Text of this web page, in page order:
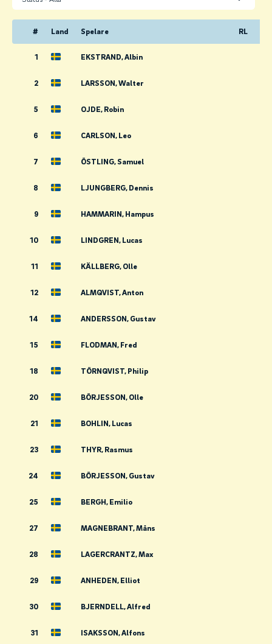
# Land Spelare RL
1 EKSTRAND, Albin
2 LARSSON, Walter
5 OJDE, Robin
6 CARLSON, Leo
7 ÖSTLING, Samuel
8 LJUNGBERG, Dennis
9 HAMMARIN, Hampus
10 LINDGREN, Lucas
11 KÄLLBERG, Olle
12 ALMQVIST, Anton
14 ANDERSSON, Gustav
15 FLODMAN, Fred
18 TÖRNQVIST, Philip
20 BÖRJESSON, Olle
21 BOHLIN, Lucas
23 THYR, Rasmus
24 BÖRJESSON, Gustav
25 BERGH, Emilio
27 MAGNEBRANT, Måns
28 LAGERCRANTZ, Max
29 ANHEDEN, Elliot
30 BJERNDELL, Alfred
31 ISAKSSON, Alfons